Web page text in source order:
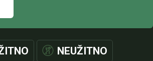
NEUŽITNO